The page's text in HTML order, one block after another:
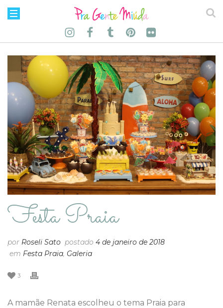
Festa Praia
por Roseli Sato postado 4 de janeiro de 2018
em Festa Praia, Galeria
3
A mamãe Renata escolheu o tema Praia para